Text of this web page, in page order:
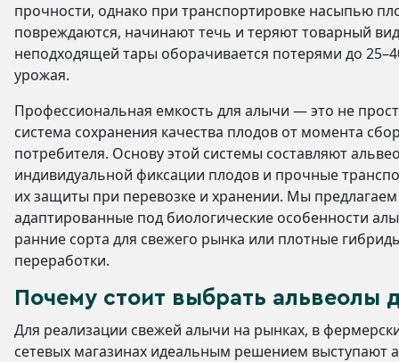
прочности, однако при транспортировке насыпью
повреждаются, начинают течь и теряют товарный
неподходящей тары оборачивается потерями до
урожая.
Профессиональная емкость для алычи — это не
система сохранения качества плодов от момента
потребителя. Основу этой системы составляют
индивидуальной фиксации плодов и прочные
их защиты при перевозке и хранении. Мы
адаптированные под биологические особенности
ранние сорта для свежего рынка или плотные
переработки.
Почему стоит выбрать альвеолы
Для реализации свежей алычи на рынках, в
сетевых магазинах идеальным решением выступают